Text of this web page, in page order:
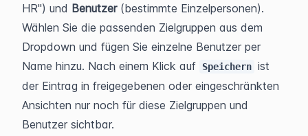
HR") und Benutzer (bestimmte Einzelpersonen).
Wählen Sie die passenden Zielgruppen aus dem
Dropdown und fügen Sie einzelne Benutzer per
Name hinzu. Nach einem Klick auf
Speichern ist
der Eintrag in freigegebenen oder eingeschränkten
Ansichten nur noch für diese Zielgruppen und
Benutzer sichtbar.